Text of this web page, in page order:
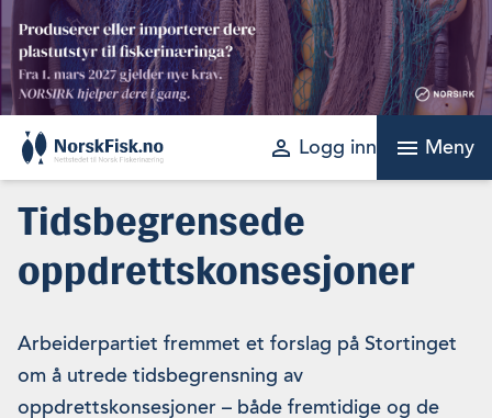
Skip
content
perm_identity Logg inn menu Meny
Tidsbegrensede
oppdrettskonsesjoner
Arbeiderpartiet fremmet et forslag på Stortinget
om å utrede tidsbegrensning av
oppdrettskonsesjoner – både fremtidige og de